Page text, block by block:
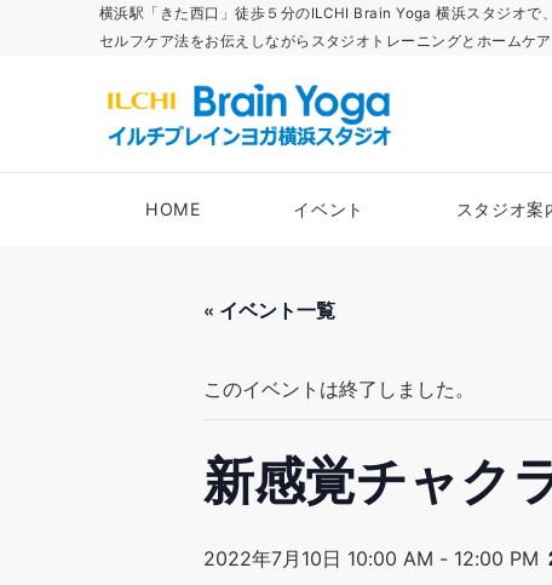
横浜駅「きた西口」徒歩５分のILCHI Brain Yoga 横浜スタジオで
セルフケア法をお伝えしながらスタジオトレーニングとホームケ
HOME イベント スタジオ案
« イベント一覧
このイベントは終了しました。
新感覚チャク
2022年7月10日 10:00 AM - 12:00 PM